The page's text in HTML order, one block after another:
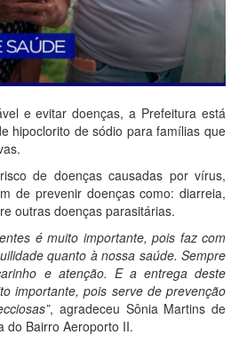
e evitar doenças, a Prefeitura está
hipoclorito de sódio para famílias que
de doenças causadas por vírus,
de prevenir doenças como: diarreia,
outras doenças parasitárias.
é muito importante, pois faz com
quanto à nossa saúde. Sempre
e atenção. E a entrega deste
importante, pois serve de prevenção
, agradeceu Sônia Martins de
do Bairro Aeroporto II.